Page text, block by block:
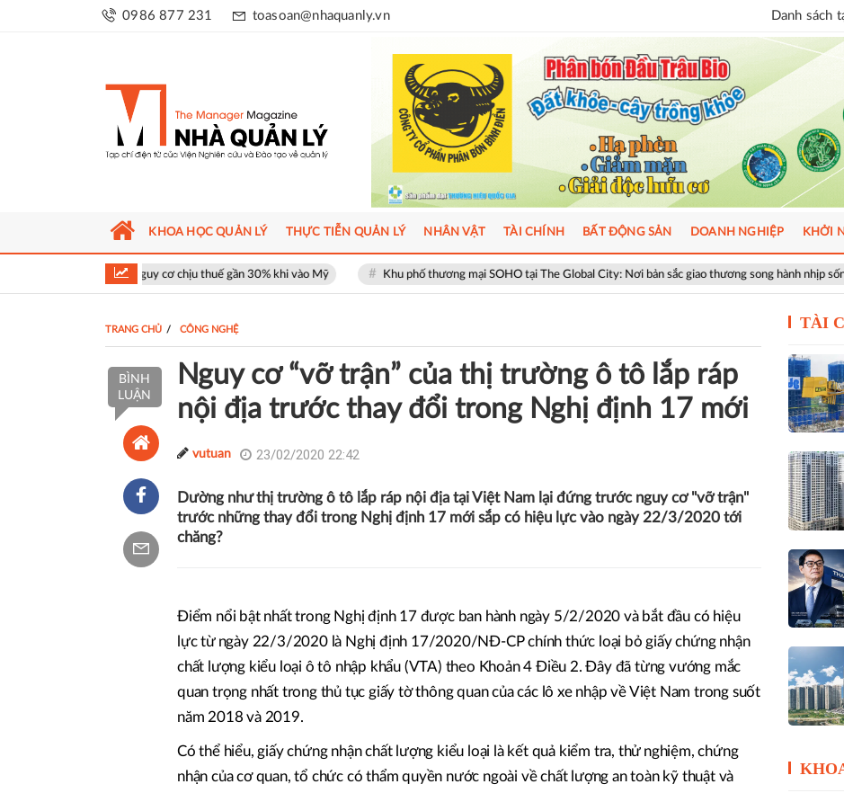
0986 877 231 toasoan@nhaquanly.vn Danh sách
mặt nguy cơ chịu thuế gần 30% khi vào Mỹ Khu phố thương mại SOHO tại The Global City: Nơi bản sắc giao thương song hành nhịp sống toàn cầu
KHOA HỌC QUẢN LÝ THỰC TIỄN QUẢN LÝ NHÂN VẬT TÀI CHÍNH BẤT ĐỘNG SẢN DOANH NGHIỆP KHỞI
TRANG CHỦ CÔNG NGHỆ
BÌNH
LUẬN
Nguy cơ “vỡ trận” của thị trường ô tô lắp ráp
nội địa trước thay đổi trong Nghị định 17 mới
vutuan 23/02/2020 22:42
Dường như thị trường ô tô lắp ráp nội địa tại Việt Nam lại đứng trước nguy cơ "vỡ trận"
trước những thay đổi trong Nghị định 17 mới sắp có hiệu lực vào ngày 22/3/2020 tới
chăng?
Điểm nổi bật nhất trong Nghị định 17 được ban hành ngày 5/2/2020 và bắt đầu có hiệu
lực từ ngày 22/3/2020 là Nghị định 17/2020/NĐ-CP chính thức loại bỏ giấy chứng nhận
chất lượng kiểu loại ô tô nhập khẩu (VTA) theo Khoản 4 Điều 2. Đây đã từng vướng mắc
quan trọng nhất trong thủ tục giấy tờ thông quan của các lô xe nhập về Việt Nam trong suốt
năm 2018 và 2019.
Có thể hiểu, giấy chứng nhận chất lượng kiểu loại là kết quả kiểm tra, thử nghiệm, chứng
nhận của cơ quan, tổ chức có thẩm quyền nước ngoài về chất lượng an toàn kỹ thuật và
TÀI